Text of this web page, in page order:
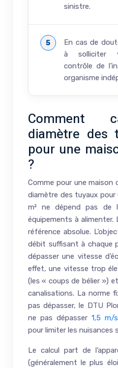
sinistre.
En cas de
à solliciter
contrôle de
organisme
Comment
diamètre des
pour une
?
Comme pour une maison
diamètre des tuyaux
m² ne dépend pas de
équipements à alimenter.
référence absolue.
débit suffisant à chaque
dépasser une vitesse
effet, une vitesse trop
(les « coups de bélier »)
canalisations. La norme
pas dépasser, le DTU
ne pas dépasser 1,5 m/
pour limiter les nuisances
Le calcul part de
(généralement le plus